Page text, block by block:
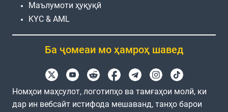
Маълумоти ҳуқуқӣ
KYC & AML
Ба ҷомеаи мо ҳамроҳ шавед
Номҳои маҳсулот, логотипҳо ва тамғаҳои молӣ, ки
дар ин вебсайт истифода мешаванд, танҳо барои